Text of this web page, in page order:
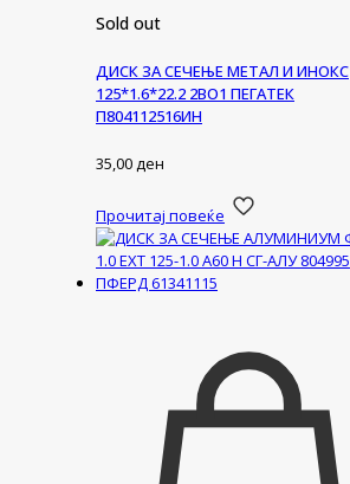
Sold out
ДИСК ЗА СЕЧЕЊЕ МЕТАЛ И ИНОКС
125*1.6*22.2 2ВО1 ПЕГАТЕК
П804112516ИН
35,00ден
Прочитај повеќе